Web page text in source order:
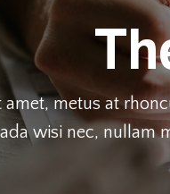
metus at
wisi nec, nullam